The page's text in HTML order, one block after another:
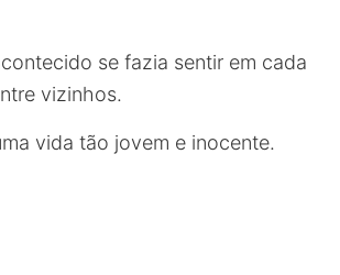
se fazia sentir em cada
vizinhos.
vida tão jovem e inocente.